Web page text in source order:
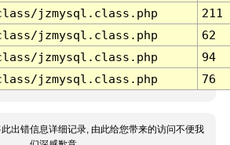
jzmysql.class.php
211
jzmysql.class.php
62
jzmysql.class.php
94
jzmysql.class.php 76
此出错信息详细记录, 由此给您带来的访问不便我